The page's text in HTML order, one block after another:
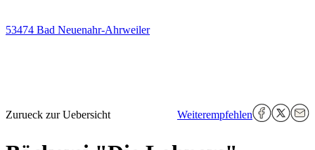
53474 Bad Neuenahr-Ahrweiler
Zurueck zur Uebersicht Weiterempfehlen